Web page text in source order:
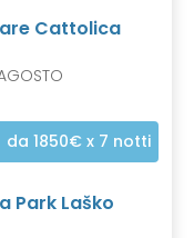
Cattolica
da 1850€ x 7 notti
Park Laško